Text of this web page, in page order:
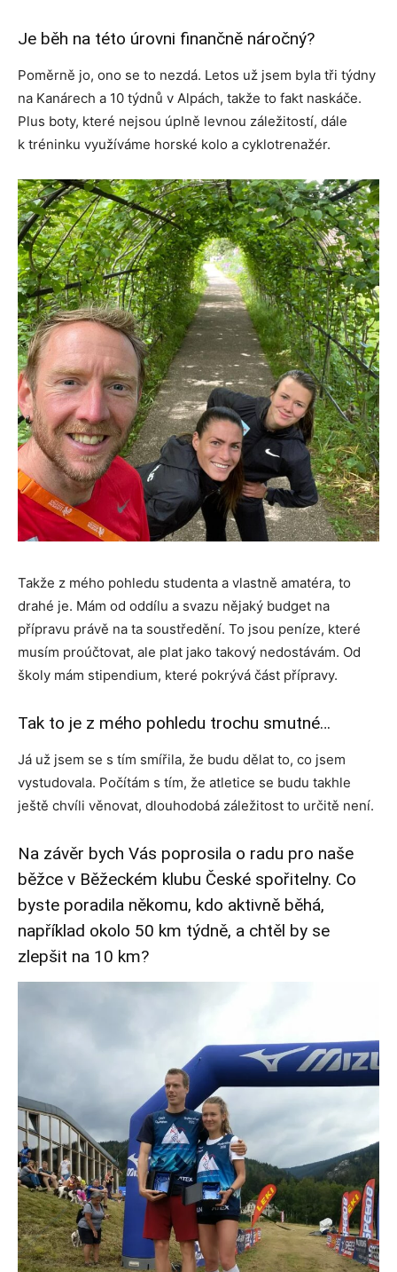
Je běh na této úrovni finančně náročný?
Poměrně jo, ono se to nezdá. Letos už jsem byla tři týdny
na Kanárech a 10 týdnů v Alpách, takže to fakt naskáče.
Plus boty, které nejsou úplně levnou záležitostí, dále
k tréninku využíváme horské kolo a cyklotrenažér.
Takže z mého pohledu studenta a vlastně amatéra, to
drahé je. Mám od oddílu a svazu nějaký budget na
přípravu právě na ta soustředění. To jsou peníze, které
musím proúčtovat, ale plat jako takový nedostávám. Od
školy mám stipendium, které pokrývá část přípravy.
Tak to je z mého pohledu trochu smutné…
Já už jsem se s tím smířila, že budu dělat to, co jsem
vystudovala. Počítám s tím, že atletice se budu takhle
ještě chvíli věnovat, dlouhodobá záležitost to určitě není.
Na závěr bych Vás poprosila o radu pro naše
běžce v Běžeckém klubu České spořitelny. Co
byste poradila někomu, kdo aktivně běhá,
například okolo 50 km týdně, a chtěl by se
zlepšit na 10 km?